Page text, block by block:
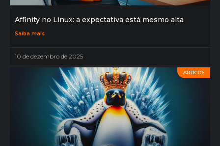
Affinity no Linux: a expectativa está mesmo alta
Saiba mais
10 de dezembro de 2025
ARTIGOS